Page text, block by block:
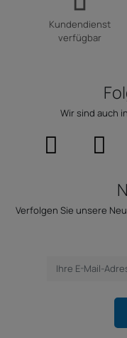
Kundendienst
verfügbar
Wir sind auch
Verfolgen Sie unsere